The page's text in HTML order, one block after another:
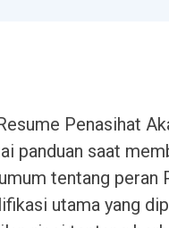
Penasihat
panduan saat
tentang peran
utama yang